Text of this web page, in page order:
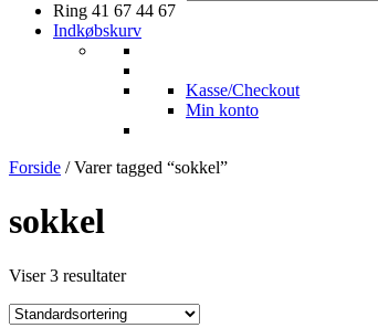
Ring 41 67 44 67
Indkøbskurv
Kasse/Checkout
Min konto
Forside / Varer tagged “sokkel”
sokkel
Viser 3 resultater